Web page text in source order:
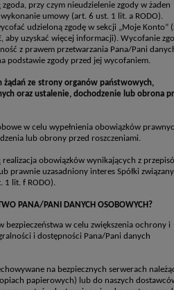
zgoda, przy czym nieudzielenie zgody w żaden
umowy (art. 6 ust. 1 lit. a RODO).
udzieloną zgodę w sekcji „Moje Konto”
aby uzyskać więcej informacji). Wycofanie
z prawem przetwarzania Pana/Pani
podstawie zgody przed jej wycofaniem.
żądań ze strony organów państwowych,
oraz ustalenie, dochodzenie lub obrona
w celu wypełnienia obowiązków
lub obrony przed roszczeniami.
realizacja obowiązków wynikających z
prawnie uzasadniony interes Spółki
1 lit. f RODO).
PANA/PANI DANYCH OSOBOWYCH?
bezpieczeństwa w celu zwiększenia ochrony i
i dostępności Pana/Pani danych
na bezpiecznych serwerach
papierowych) lub do naszych